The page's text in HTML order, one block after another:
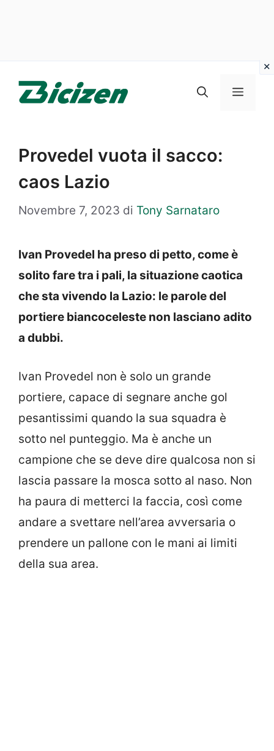
Menu
Provedel vuota il sacco:
caos Lazio
Novembre 7, 2023 di Tony Sarnataro
Ivan Provedel ha preso di petto, come è
solito fare tra i pali, la situazione caotica
che sta vivendo la Lazio: le parole del
portiere biancoceleste non lasciano adito
a dubbi.
Ivan Provedel non è solo un grande
portiere, capace di segnare anche gol
pesantissimi quando la sua squadra è
sotto nel punteggio. Ma è anche un
campione che se deve dire qualcosa non si
lascia passare la mosca sotto al naso. Non
ha paura di metterci la faccia, così come
andare a svettare nell’area avversaria o
prendere un pallone con le mani ai limiti
della sua area.